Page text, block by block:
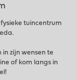
tuincentrum
zijn wensen te
of kom langs in